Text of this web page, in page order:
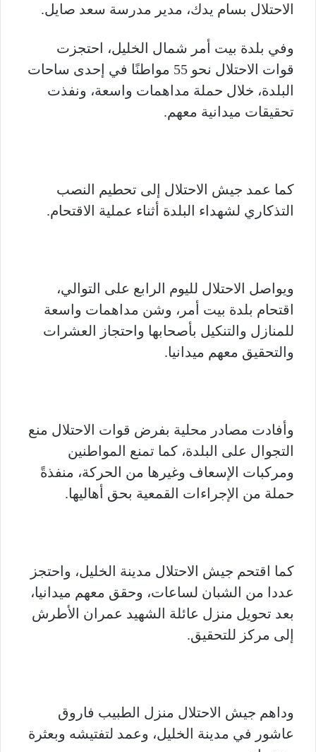
الاحتلال بسام يدك، مدير مدرسة سعد صايل.
وفي بلدة بيت أمر شمال الخليل، احتجزت
قوات الاحتلال نحو 55 مواطنًا في إحدى ساحات
البلدة، خلال حملة مداهمات واسعة، ونفذت
تحقيقات ميدانية معهم.
كما عمد جيش الاحتلال إلى تحطيم النصب
التذكاري لشهداء البلدة أثناء عملية الاقتحام.
ويواصل الاحتلال لليوم الرابع على التوالي،
اقتحام بلدة بيت أمر، وشن مداهمات واسعة
للمنازل والتنكيل بأصحابها واحتجاز العشرات
والتحقيق معهم ميدانيا.
وأفادت مصادر محلية بفرض قوات الاحتلال منع
التجوال على البلدة، كما تمنع المواطنين
ومركبات الإسعاف وغيرها من الحركة، منفذةً
حملة من الإجراءات القمعية بحق أهاليها.
كما اقتحم جيش الاحتلال مدينة الخليل، واحتجز
عددا من الشبان لساعات، وحقق معهم ميدانيا،
بعد تحويل منزل عائلة الشهيد عمران الأطرش
إلى مركز للتحقيق.
وداهم جيش الاحتلال منزل الطبيب فاروق
عاشور في مدينة الخليل، وعمد لتفتيشه وبعثرة